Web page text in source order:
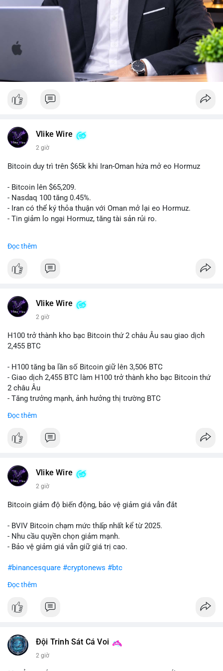
Vlike Wire
2 giờ
Bitcoin duy trì trên $65k khi Iran-Oman hứa mở eo Hormuz
- Bitcoin lên $65,209.
- Nasdaq 100 tăng 0.45%.
- Iran có thể ký thỏa thuận với Oman mở lại eo Hormuz.
- Tin giảm lo ngại Hormuz, tăng tài sản rủi ro.
📰 Nguồn: CoinDesk
Đọc thêm
Vlike Wire
2 giờ
H100 trở thành kho bạc Bitcoin thứ 2 châu Âu sau giao dịch
2,455 BTC
- H100 tăng ba lần số Bitcoin giữ lên 3,506 BTC
- Giao dịch 2,455 BTC làm H100 trở thành kho bạc Bitcoin thứ
2 châu Âu
- Tăng trưởng mạnh, ảnh hưởng thị trường BTC
#binancesquare
$btc
📰 Nguồn: Cointelegraph
Đọc thêm
Vlike Wire
2 giờ
Bitcoin giảm độ biến động, bảo vệ giảm giá vẫn đắt
- BVIV Bitcoin chạm mức thấp nhất kể từ 2025.
- Nhu cầu quyền chọn giảm mạnh.
- Bảo vệ giảm giá vẫn giữ giá trị cao.
#binancesquare #cryptonews #btc
$btc
#vlikevn #titanbot
Đọc thêm
Đội Trinh Sát Cá Voi
2 giờ